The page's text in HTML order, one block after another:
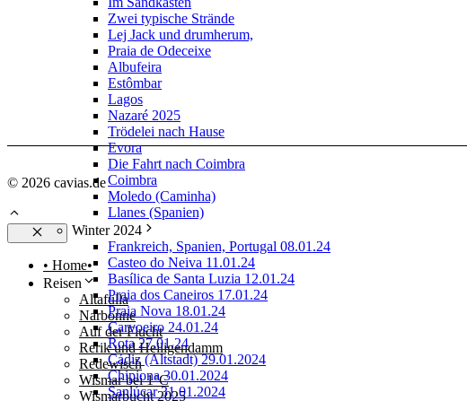
Zwei typische Strände
Lej Jack und drumherum,
Praia de Odeceixe
Albufeira
Estômbar
Lagos
Nazaré 2025
Trödelei nach Hause
Evora
Die Fahrt nach Coimbra
Coimbra
Moledo (Caminha)
Llanes (Spanien)
Winter 2024
Frankreich, Spanien, Portugal 08.01.24
Casteo do Neiva 11.01.24
Basílica de Santa Luzia 12.01.24
Praia dos Caneiros 17.01.24
Praia Nova 18.01.24
Carvoeiro 24.01.24
Rota 27.01.24
Cádiz (Altstadt) 29.01.2024
Chipiona 30.01.2024
Sanlúcar 31.01.2024
© 2026 cavias.de
Schließen
• Home•
Reisen
Altafulla
Narbonne
Auf der Flucht
Rerik und Heiligendamm
Redewisch
Wismar bei 1°C
Wismarbucht 2025